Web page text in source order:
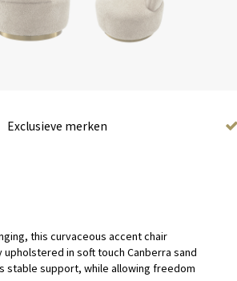
Exclusieve merken
this curvaceous accent chair
in soft touch Canberra sand
stable support, while allowing freedom